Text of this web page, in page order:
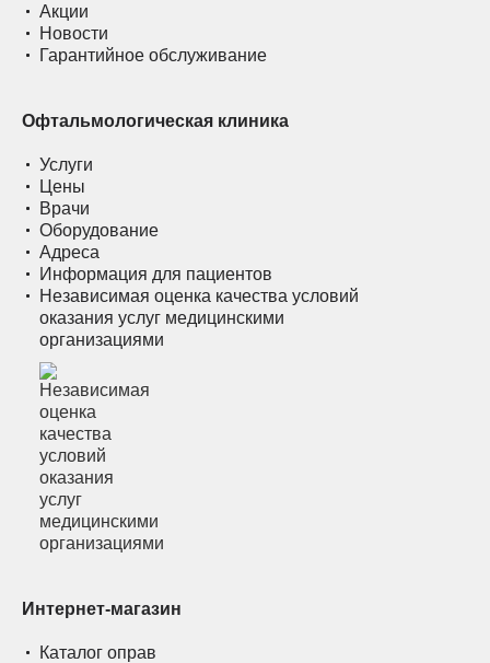
Акции
Новости
Гарантийное обслуживание
Офтальмологическая клиника
Услуги
Цены
Врачи
Оборудование
Адреса
Информация для пациентов
Независимая оценка качества условий
оказания услуг медицинскими
организациями
Интернет-магазин
Каталог оправ